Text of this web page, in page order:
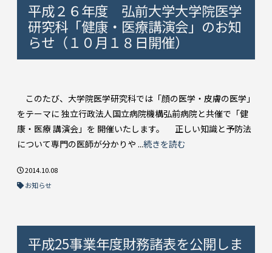
平成２６年度 弘前大学大学院医学
研究科「健康・医療講演会」のお知
らせ（１０月１８日開催）
このたび、大学院医学研究科では「顔の医学・皮膚の医学」
をテーマに 独立行政法人国立病院機構弘前病院と共催で「健
康・医療 講演会」を 開催いたします。 正しい知識と予防法
について専門の医師が分かりや ...続きを読む
2014.10.08
お知らせ
平成25事業年度財務諸表を公開しま